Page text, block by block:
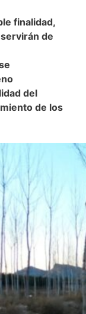
finalidad,
de
del
de los